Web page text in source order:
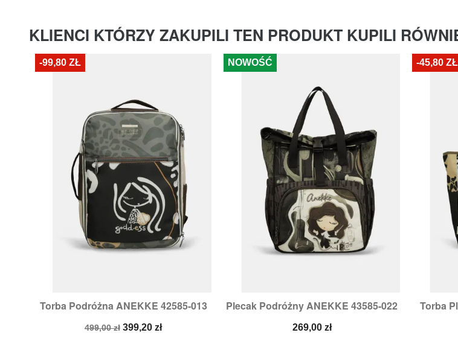
KLIENCI KTÓRZY ZAKUPILI TEN PRODUKT KUPILI
Torba Podróżna ANEKKE 42585-013
Cena
499,00 zł Cena
399,20 zł
Szybki podgląd
-99,80 ZŁ
Plecak Podróżny ANEKKE 43585-022
Cena
269,00 zł
Szybki podgląd
NOWOŚĆ
Torba
-45,80 ZŁ